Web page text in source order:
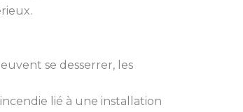
se desserrer, les
lié à une installation